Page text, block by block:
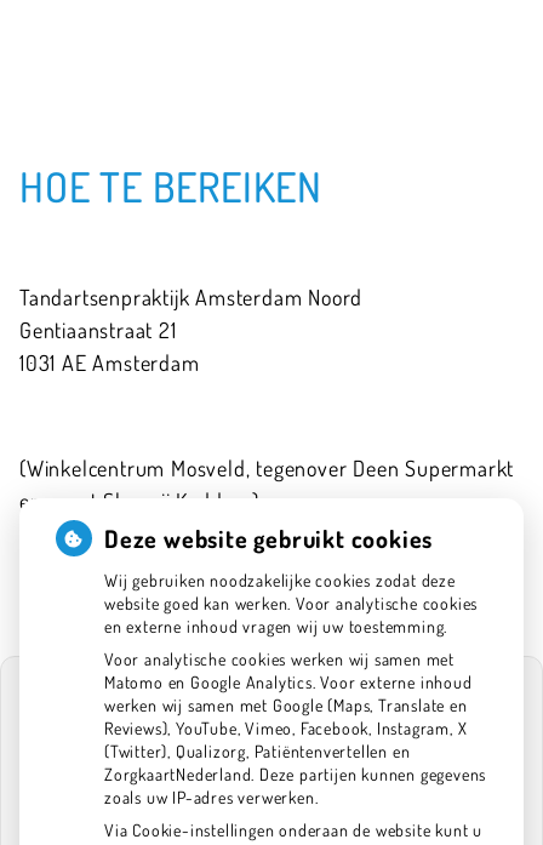
HOE TE BEREIKEN
Tandartsenpraktijk Amsterdam Noord
Gentiaanstraat21
1031 AE Amsterdam
(Winkelcentrum Mosveld, tegenover Deen Supermarkt
en naast Slagerij Kaddour)
020-6341575
U heeft geen toestemming gegeven voor
externe inhoud
die nodig is om dit te
Deze website gebruikt cookies
Wij gebruiken noodzakelijke cookies zodat deze
website goed kan werken. Voor analytische cookies
en externe inhoud vragen wij uw toestemming.
Voor analytische cookies werken wij samen met
Matomo en Google Analytics. Voor externe inhoud
werken wij samen met Google (Maps, Translate en
Reviews), YouTube, Vimeo, Facebook, Instagram, X
(Twitter), Qualizorg, Patiëntenvertellen en
ZorgkaartNederland. Deze partijen kunnen gegevens
zoals uw IP-adres verwerken.
Via Cookie-instellingen onderaan de website kunt u